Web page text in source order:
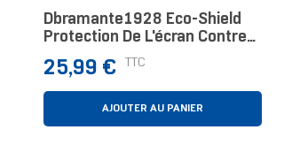
Dbramante1928 Eco-Shield
Protection De L'écran Contre
Les Regards Indiscrets Apple
1 Pièce(s)
Prix
25,99 € TTC
AJOUTER AU PANIER